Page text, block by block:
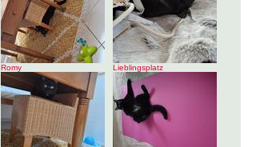
Romy Lieblingsplatz